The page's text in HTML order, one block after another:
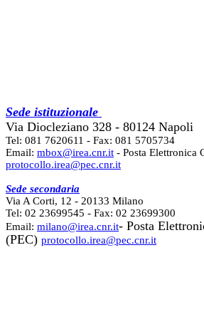
Sede istituzionale
Via Diocleziano 328 - 80124 Napoli
Tel: 081 7620611 - Fax: 081 5705734
Email: mbox@irea.cnr.it - Posta Elettronica
protocollo.irea@pec.cnr.it
Sede secondaria
Via A Corti, 12 - 20133 Milano
Tel: 02 23699545 - Fax: 02 23699300
Email: milano@irea.cnr.it- Posta
(PEC) protocollo.irea@pec.cnr.it